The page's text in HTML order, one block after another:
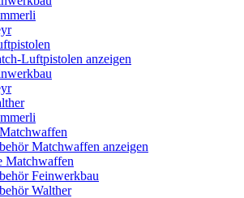
Luftpistolen anzeigen
Matchwaffen anzeigen
Matchwaffen
Feinwerkbau
Walther